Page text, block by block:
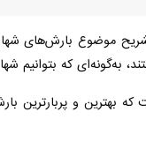
به‌گونه‌ای که بتوانیم